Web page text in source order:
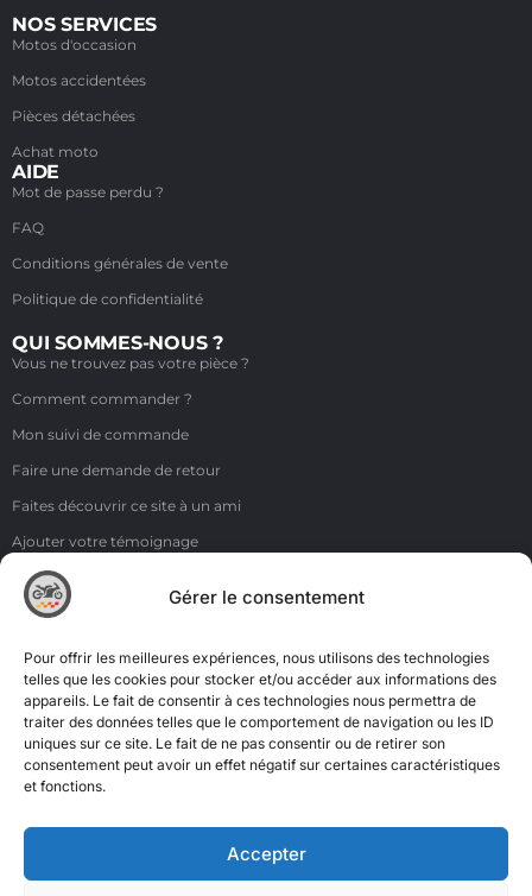
Gérer le consentement
Pour offrir les meilleures expériences, nous utilisons des technologies
telles que les cookies pour stocker et/ou accéder aux informations des
appareils. Le fait de consentir à ces technologies nous permettra de
traiter des données telles que le comportement de navigation ou les ID
uniques sur ce site. Le fait de ne pas consentir ou de retirer son
consentement peut avoir un effet négatif sur certaines caractéristiques
et fonctions.
Accepter
NOS SERVICES
Motos d'occasion
Motos accidentées
Pièces détachées
Achat moto
AIDE
Mot de passe perdu ?
FAQ
Conditions générales de vente
Politique de confidentialité
QUI SOMMES-NOUS ?
Vous ne trouvez pas votre pièce ?
Comment commander ?
Mon suivi de commande
Faire une demande de retour
Faites découvrir ce site à un ami
Ajouter votre témoignage
Voir tous les témoignages
Liens
NOS COORDONNÉES
ZI de la Moinerie - 8 rue du Roussillon 91220 Bretigny sur Orge
Email: contact@accimoto.com
Standard : +33(0)1 69 88 16 16